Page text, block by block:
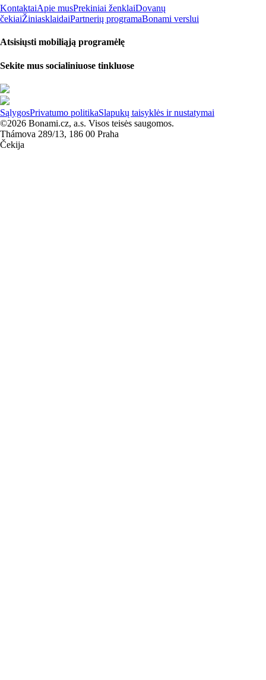
KontaktaiApie musPrekiniai ženklaiDovanų
čekiaiŽiniasklaidaiPartnerių programaBonami verslui
Atsisiųsti mobiliąją programėlę
Sekite mus socialiniuose tinkluose
SąlygosPrivatumo politikaSlapukų taisyklės ir nustatymai
©2026 Bonami.cz, a.s. Visos teisės saugomos.
Thámova 289/13, 186 00 Praha
Čekija